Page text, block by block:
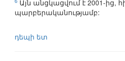
Այն անցկացվում է 2001-ից,
պարբերականությամբ:
դեպի ետ